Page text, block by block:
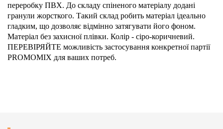
переробку ПВХ. До складу спіненого матеріалу додані
гранули жорсткого. Такий склад робить матеріал ідеально
гладким, що дозволяє відмінно затягувати його фоном.
Матеріал без захисної плівки. Колір - сіро-коричневий.
ПЕРЕВІРЯЙТЕ можливість застосування конкретної партії
PROMOMIX для ваших потреб.